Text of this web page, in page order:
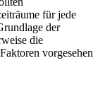
für jede
der
die
vorgesehen